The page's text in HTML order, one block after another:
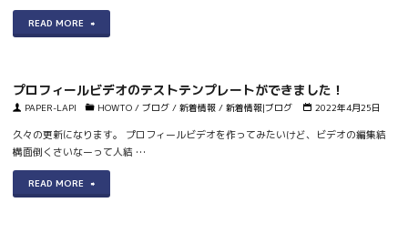
READ MORE
"プ
ィ
ー
ル
ビ
プロフィールビデオのテストテンプレートができました！
PAPER-LAPI HOWTO / ブログ / 新着情報 / 新着情報|ブログ 2022年4月25日
久々の更新になります。 プロフィールビデオを作ってみたいけど、ビデオの編集結
構面倒くさいなーって人結 …
READ MORE
"プ